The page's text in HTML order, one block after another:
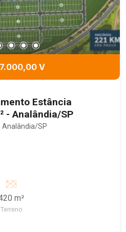
V
Estância
- Analândia/SP
Analândia/SP
m²
Terreno